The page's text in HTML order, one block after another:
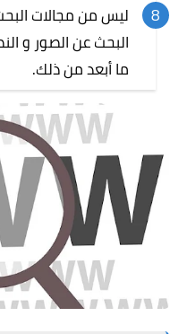
ليس من مجالات
البحث عن الصور و
ما أبعد من ذلك.